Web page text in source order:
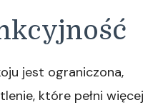
jest ograniczona,
które pełni więcej